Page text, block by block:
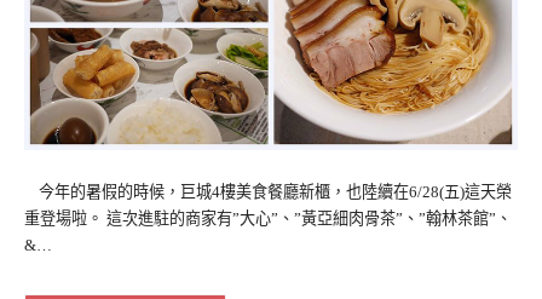
今年的暑假的時候，巨城4樓美食餐廳新櫃，也陸續在6/28(五)這天榮
重登場啦。 這次進駐的商家有”大心”、”黃亞細肉骨茶”、”翰林茶館”、
&…